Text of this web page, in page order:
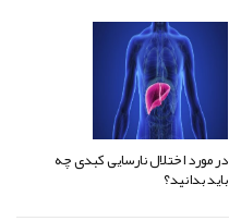
در مورد اختلال نارسایی کبدی چه
باید بدانید؟